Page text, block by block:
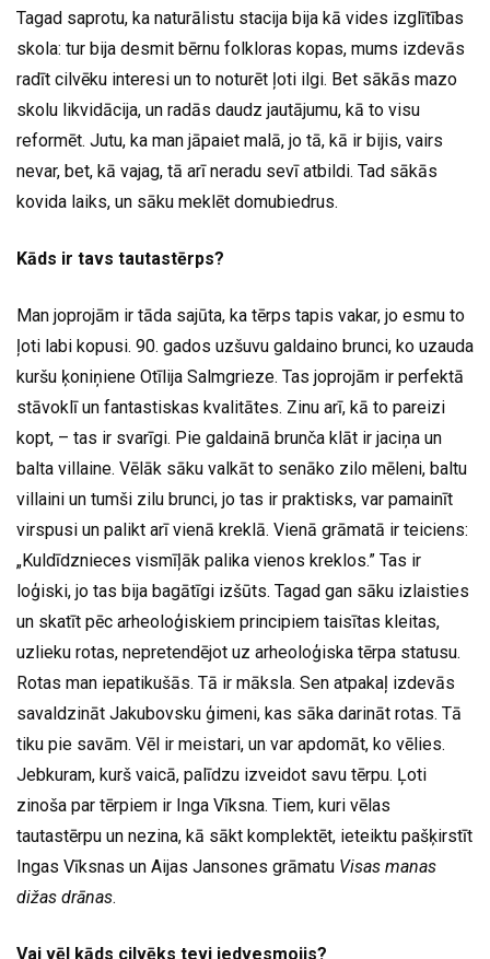
Tagad saprotu, ka naturālistu stacija bija kā vides izglītības
skola: tur bija desmit bērnu folkloras kopas, mums izdevās
radīt cilvēku interesi un to noturēt ļoti ilgi. Bet sākās mazo
skolu likvidācija, un radās daudz jautājumu, kā to visu
reformēt. Jutu, ka man jāpaiet malā, jo tā, kā ir bijis, vairs
nevar, bet, kā vajag, tā arī neradu sevī atbildi. Tad sākās
kovida laiks, un sāku meklēt domubiedrus.
Kāds ir tavs tautastērps?
Man joprojām ir tāda sajūta, ka tērps tapis vakar, jo esmu to
ļoti labi kopusi. 90. gados uzšuvu galdaino brunci, ko uzauda
kuršu ķoniņiene Otīlija Salmgrieze. Tas joprojām ir perfektā
stāvoklī un fantastiskas kvalitātes. Zinu arī, kā to pareizi
kopt, – tas ir svarīgi. Pie galdainā brunča klāt ir jaciņa un
balta villaine. Vēlāk sāku valkāt to senāko zilo mēleni, baltu
villaini un tumši zilu brunci, jo tas ir praktisks, var pamainīt
virspusi un palikt arī vienā kreklā. Vienā grāmatā ir teiciens:
„Kuldīdznieces vismīļāk palika vienos kreklos.” Tas ir
loģiski, jo tas bija bagātīgi izšūts. Tagad gan sāku izlaisties
un skatīt pēc arheoloģiskiem principiem taisītas kleitas,
uzlieku rotas, nepretendējot uz arheoloģiska tērpa statusu.
Rotas man iepatikušās. Tā ir māksla. Sen atpakaļ izdevās
savaldzināt Jakubovsku ģimeni, kas sāka darināt rotas. Tā
tiku pie savām. Vēl ir meistari, un var apdomāt, ko vēlies.
Jebkuram, kurš vaicā, palīdzu izveidot savu tērpu. Ļoti
zinoša par tērpiem ir Inga Vīksna. Tiem, kuri vēlas
tautastērpu un nezina, kā sākt komplektēt, ieteiktu pašķirstīt
Ingas Vīksnas un Aijas Jansones grāmatu Visas manas
dižas drānas.
Vai vēl kāds cilvēks tevi iedvesmojis?